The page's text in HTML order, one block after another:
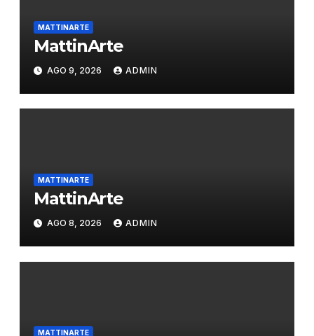
MATTINARTE
MattinArte
AGO 9, 2026 ADMIN
MATTINARTE
MattinArte
AGO 8, 2026 ADMIN
MATTINARTE